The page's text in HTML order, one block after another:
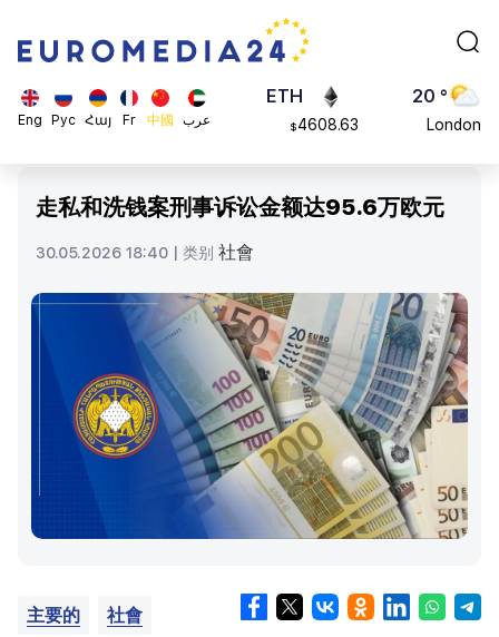
Eng Рус Հայ Fr 中國 عرب
ADA
0.868816
ETH
$4608.63
20 °
London
23 °
Rome
23 °
Madrid
走私和洗钱案刑事诉讼金额达95.6万欧元
30.05.2026 18:40 | 类别 社會
主要的 社會